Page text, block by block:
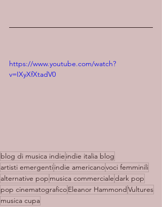
https://www.youtube.com/watch?
v=IXyXfXtadV0
blog di musica indie indie italia blog
artisti emergentiindie americanovoci femminili
alternative pop musica commercialedark pop
pop cinematograficoEleanor HammondVultures
musica cupa